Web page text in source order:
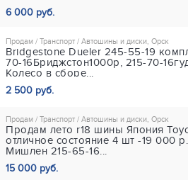
6 000 руб.
Продам / Транспорт / Автошины и диски, Орск
Bridgеstone Dueler 245-55-19
70-16Бриджстон1000р, 215-70-
Колесo в сборе...
2 500 руб.
Продам / Транспорт / Автошины и диски, Орск
Продам лето r18 шины Япония
отличное состояние 4 шт -19 000
Мишлен 215-65-16...
15 000 руб.